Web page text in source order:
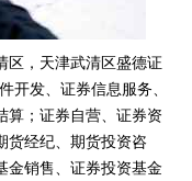
区，天津武清区盛德证
开发、证券信息服务、
算；证券自营、证券资
货经纪、期货投资咨
金销售、证券投资基金